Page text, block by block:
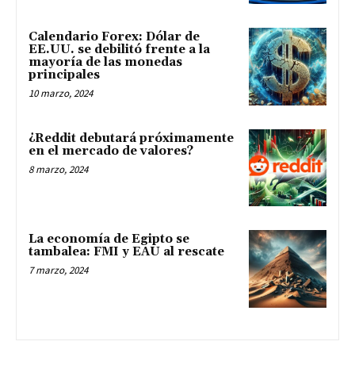
Calendario Forex: Dólar de
EE.UU. se debilitó frente a la
mayoría de las monedas
principales
10 marzo, 2024
¿Reddit debutará próximamente
en el mercado de valores?
8 marzo, 2024
La economía de Egipto se
tambalea: FMI y EAU al rescate
7 marzo, 2024